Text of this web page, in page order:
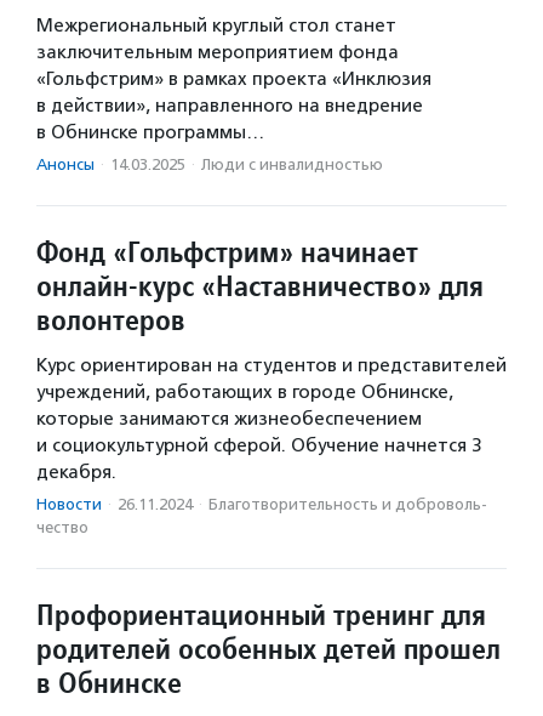
Межрегиональный круглый стол станет
заключительным мероприятием фонда
«Гольфстрим» в рамках проекта «Инклюзия
в действии», направленного на внедрение
в Обнинске программы…
Анонсы · 14.03.2025 · Люди с инвалидностью
Фонд «Гольфстрим» начинает
онлайн-курс «Наставничество» для
волонтеров
Курс ориентирован на студентов и представителей
учреждений, работающих в городе Обнинске,
которые занимаются жизнеобеспечением
и социокультурной сферой. Обучение начнется 3
декабря.
Новости · 26.11.2024 · Благотвори­тель­ность и доброволь­
чест­во
Профориентационный тренинг для
родителей особенных детей прошел
в Обнинске